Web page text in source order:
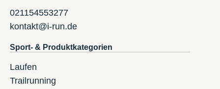
021154553277
kontakt@i-run.de
Sport- & Produktkategorien
Laufen
Trailrunning